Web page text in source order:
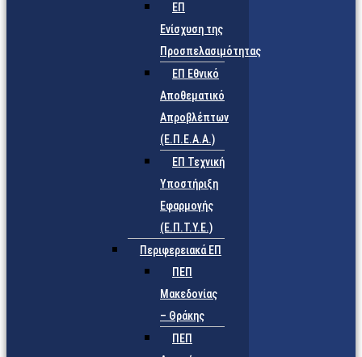
ΕΠ
Ενίσχυση της
Προσπελασιμότητας
ΕΠ Εθνικό
Αποθεματικό
Απροβλέπτων
(Ε.Π.Ε.Α.Α.)
ΕΠ Τεχνική
Υποστήριξη
Εφαρμογής
(Ε.Π.Τ.Υ.Ε.)
Περιφερειακά ΕΠ
ΠΕΠ
Μακεδονίας
– Θράκης
ΠΕΠ